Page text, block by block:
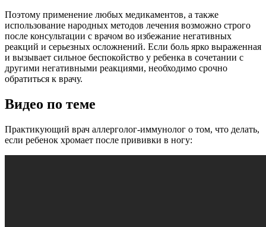
Поэтому применение любых медикаментов, а также
использование народных методов лечения возможно строго
после консультации с врачом во избежание негативных
реакций и серьезных осложнений. Если боль ярко выраженная
и вызывает сильное беспокойство у ребенка в сочетании с
другими негативными реакциями, необходимо срочно
обратиться к врачу.
Видео по теме
Практикующий врач аллерголог-иммунолог о том, что делать,
если ребенок хромает после прививки в ногу: